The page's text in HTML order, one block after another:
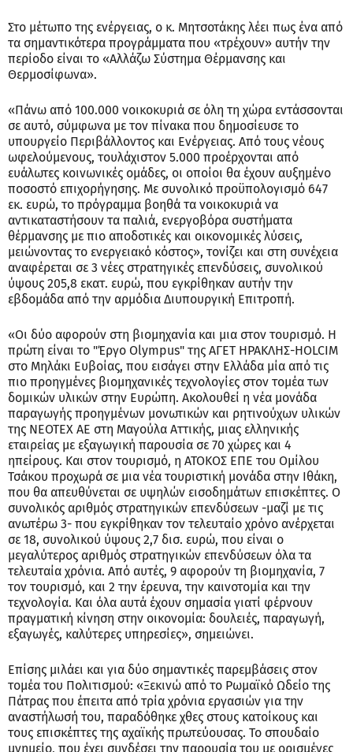
Στο μέτωπο της ενέργειας, ο κ. Μητσοτάκης λέει πως ένα από
τα σημαντικότερα προγράμματα που «τρέχουν» αυτήν την
περίοδο είναι το «Αλλάζω Σύστημα Θέρμανσης και
Θερμοσίφωνα».
«Πάνω από 100.000 νοικοκυριά σε όλη τη χώρα εντάσσονται
σε αυτό, σύμφωνα με τον πίνακα που δημοσίευσε το
υπουργείο Περιβάλλοντος και Ενέργειας. Από τους νέους
ωφελούμενους, τουλάχιστον 5.000 προέρχονται από
ευάλωτες κοινωνικές ομάδες, οι οποίοι θα έχουν αυξημένο
ποσοστό επιχορήγησης. Με συνολικό προϋπολογισμό 647
εκ. ευρώ, το πρόγραμμα βοηθά τα νοικοκυριά να
αντικαταστήσουν τα παλιά, ενεργοβόρα συστήματα
θέρμανσης με πιο αποδοτικές και οικονομικές λύσεις,
μειώνοντας το ενεργειακό κόστος», τονίζει και στη συνέχεια
αναφέρεται σε 3 νέες στρατηγικές επενδύσεις, συνολικού
ύψους 205,8 εκατ. ευρώ, που εγκρίθηκαν αυτήν την
εβδομάδα από την αρμόδια Διυπουργική Επιτροπή.
«Οι δύο αφορούν στη βιομηχανία και μια στον τουρισμό. Η
πρώτη είναι το "Έργο Olympus" της ΑΓΕΤ ΗΡΑΚΛΗΣ-HOLCIM
στο Μηλάκι Ευβοίας, που εισάγει στην Ελλάδα μία από τις
πιο προηγμένες βιομηχανικές τεχνολογίες στον τομέα των
δομικών υλικών στην Ευρώπη. Ακολουθεί η νέα μονάδα
παραγωγής προηγμένων μονωτικών και ρητινούχων υλικών
της ΝΕΟΤΕΧ ΑΕ στη Μαγούλα Αττικής, μιας ελληνικής
εταιρείας με εξαγωγική παρουσία σε 70 χώρες και 4
ηπείρους. Και στον τουρισμό, η ΑΤΟΚΟΣ ΕΠΕ του Ομίλου
Τσάκου προχωρά σε μια νέα τουριστική μονάδα στην Ιθάκη,
που θα απευθύνεται σε υψηλών εισοδημάτων επισκέπτες. Ο
συνολικός αριθμός στρατηγικών επενδύσεων -μαζί με τις
ανωτέρω 3- που εγκρίθηκαν τον τελευταίο χρόνο ανέρχεται
σε 18, συνολικού ύψους 2,7 δισ. ευρώ, που είναι ο
μεγαλύτερος αριθμός στρατηγικών επενδύσεων όλα τα
τελευταία χρόνια. Από αυτές, 9 αφορούν τη βιομηχανία, 7
τον τουρισμό, και 2 την έρευνα, την καινοτομία και την
τεχνολογία. Και όλα αυτά έχουν σημασία γιατί φέρνουν
πραγματική κίνηση στην οικονομία: δουλειές, παραγωγή,
εξαγωγές, καλύτερες υπηρεσίες», σημειώνει.
Επίσης μιλάει και για δύο σημαντικές παρεμβάσεις στον
τομέα του Πολιτισμού: «Ξεκινώ από το Ρωμαϊκό Ωδείο της
Πάτρας που έπειτα από τρία χρόνια εργασιών για την
αναστήλωσή του, παραδόθηκε χθες στους κατοίκους και
τους επισκέπτες της αχαϊκής πρωτεύουσας. Το σπουδαίο
μνημείο, που έχει συνδέσει την παρουσία του με ορισμένες